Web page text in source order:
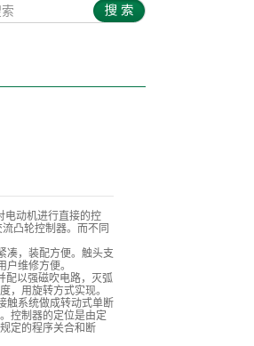
动机进行直接的控
凸轮控制器。而不同
凑，装配方便。触头支
维修方便。
配以强磁吹电路，灭弧
，用旋转方式实现。
触系统做成转动式单断
控制器的定位是由定
定的程序关合和断